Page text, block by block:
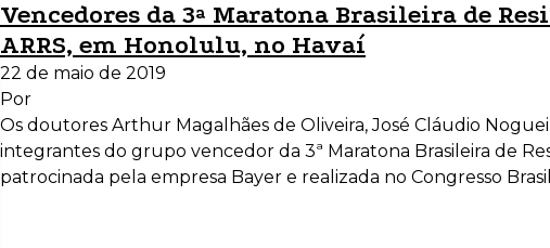
Vencedores da 3ª Maratona Brasileira de
ARRS, em Honolulu, no Havaí
22 de maio de 2019
Por
Os doutores Arthur Magalhães de Oliveira, José Cláudio
integrantes do grupo vencedor da 3ª Maratona Brasileira de
patrocinada pela empresa Bayer e realizada no Congresso